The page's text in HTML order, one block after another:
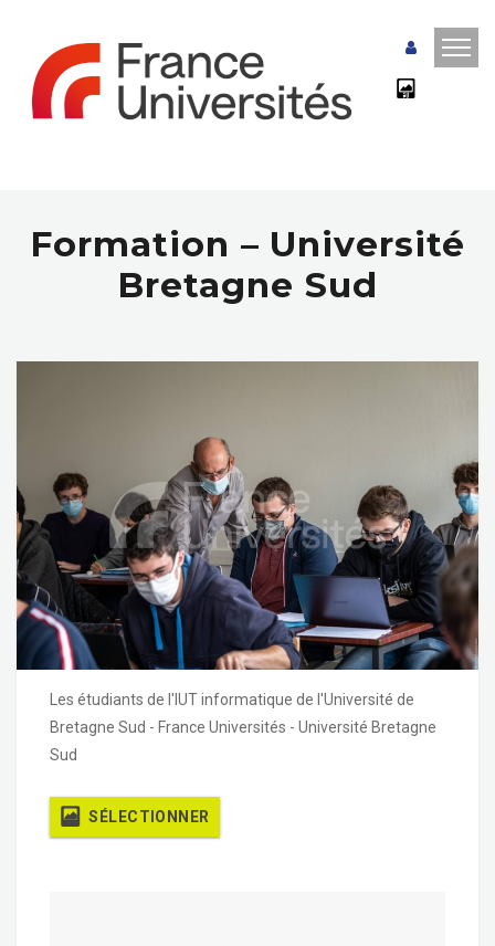
Formation – Université
Bretagne Sud
Les étudiants de l'IUT informatique de l'Université de
Bretagne Sud - France Universités - Université Bretagne
Sud
SÉLECTIONNER